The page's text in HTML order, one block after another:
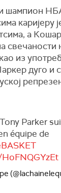
шампион
каријеру
а
свечаности
из
дуго и
Parker
équipe de